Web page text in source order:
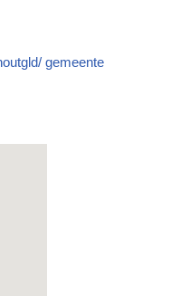
gemeente